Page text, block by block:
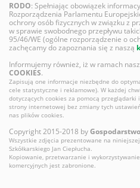
RODO: Spełniając obowiązek
Rozporządzenia Parlamentu
ochrony osób fizycznych w związku z
w sprawie swobodnego przepływu
95/46/WE (ogólne rozporządzenie o
zachęcamy do zapoznania się z naszą
Informujemy również, iż w ramach
COOKIES.
Zapisują one informacje niezbędne do
cele statystyczne i reklamowe). W każdej
dotyczących cookies za pomocą
strony internetowej bez zmiany tych
nas plików cookies.
Copyright 2015-2018 by
Wszystkie zdjęcia prezentowane na
Szkółkarskiego Jan Ciepłucha.
Kopiowanie, przetwarzanie i
komercyjnych jest zabronione.